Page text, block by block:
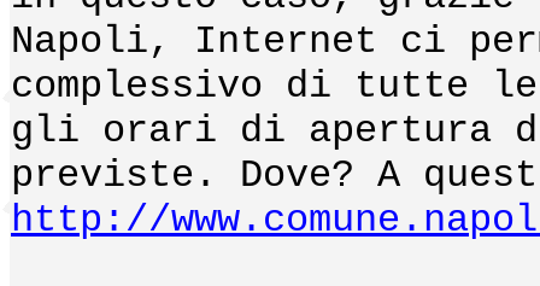
Napoli, Internet ci
complessivo di tutte
gli orari di apertura
previste. Dove? A
http://